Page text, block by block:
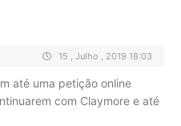
15 , Julho , 2019 18:03
até uma petição online
com Claymore e até